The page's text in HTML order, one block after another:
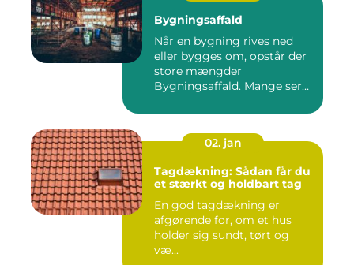
Bygningsaffald
Når en bygning rives ned
eller bygges om, opstår der
store mængder
Bygningsaffald. Mange ser
02. jan
Tagdækning: Sådan får du
et stærkt og holdbart tag
En god tagdækning er
afgørende for, om et hus
holder sig sundt, tørt og
væ...